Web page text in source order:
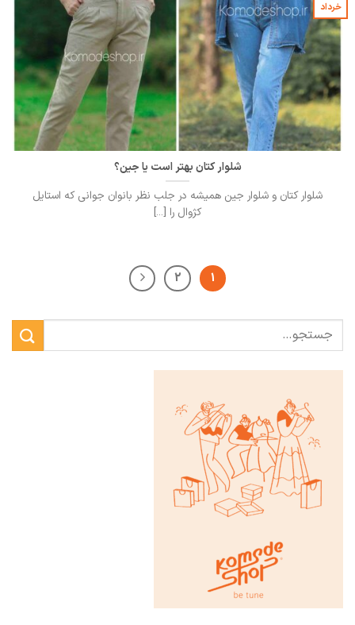
شلوار کتان بهتر است یا جین؟
شلوار کتان و شلوار جین همیشه در جلب نظر بانوان جوانی که استایل
کژوال را [...]
خرداد
2